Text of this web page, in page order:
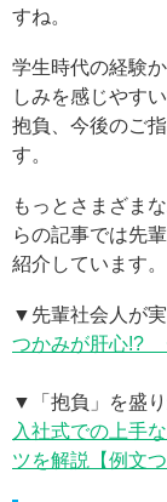
すね。
学生時代の経験
しみを感じやす
抱負、今後のご
す。
もっとさまざま
らの記事では先
紹介しています
▼先輩社会人が
つかみが肝心!?
▼「抱負」を盛
入社式での上手
ツを解説【例文つ